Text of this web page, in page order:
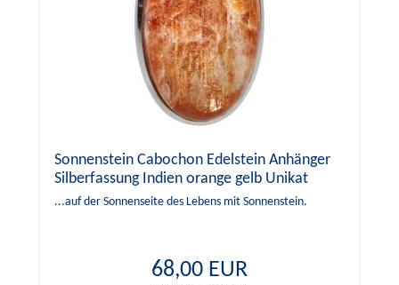
Sonnenstein Cabochon Edelstein Anhänger
Silberfassung Indien orange gelb Unikat
...auf der Sonnenseite des Lebens mit Sonnenstein.
68,00 EUR